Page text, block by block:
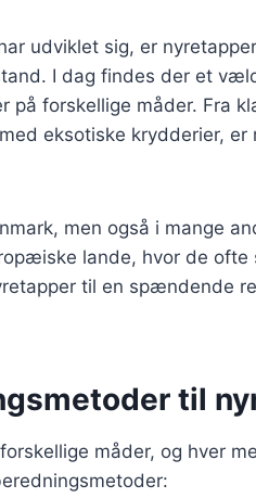
udviklet sig, er
I dag findes der et
på forskellige måder. Fra
eksotiske krydderier,
men også i mange
lande, hvor de ofte
til en spændende
til
måder, og hver